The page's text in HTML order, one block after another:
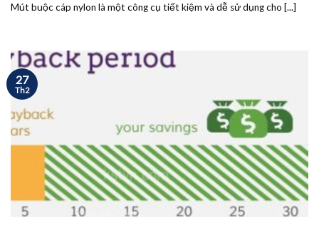
Mút buộc cáp nylon là một công cụ tiết kiệm và dễ sử dụng cho [...]
27
Th2